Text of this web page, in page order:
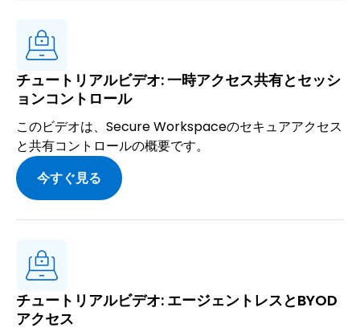
チュートリアルビデオ: 一時アクセス共有とセッシ
ョンコントロール
このビデオは、Secure Workspaceのセキュアアクセス
と共有コントロールの概要です。
今すぐ見る
チュートリアルビデオ: エージェントレスとBYOD
アクセス